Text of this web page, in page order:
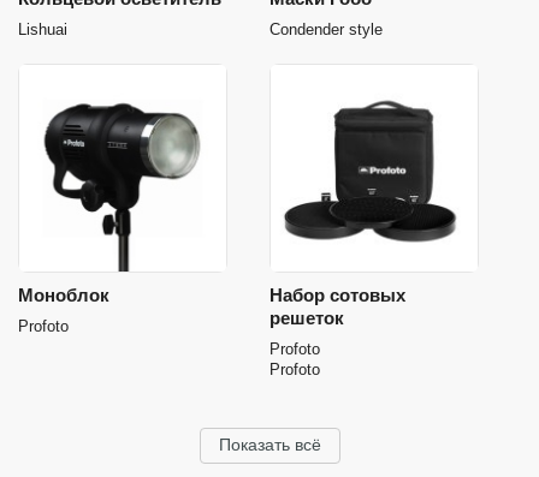
Lishuai Сondender style
Моноблок
Profoto
Набор сотовых
решеток
Profoto
Profoto
Показать всё